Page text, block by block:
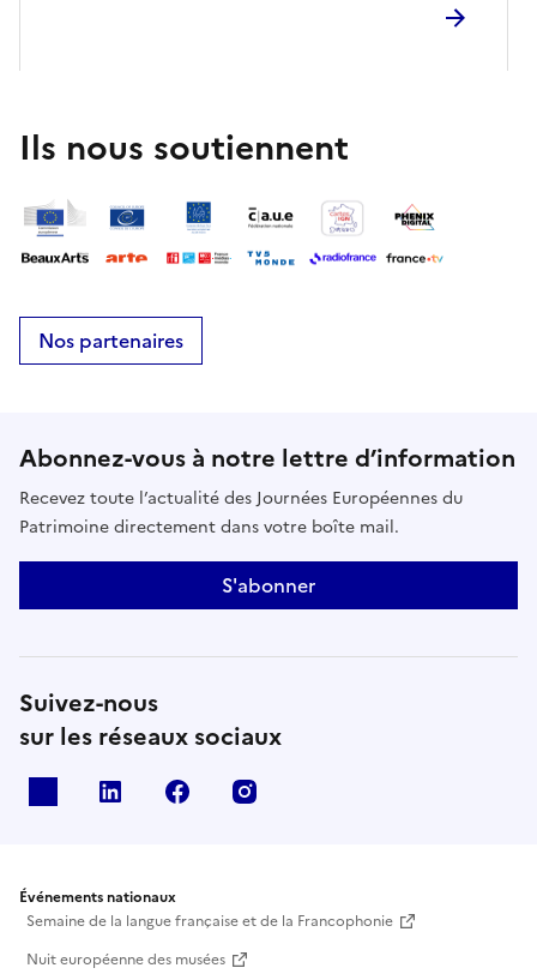
Ils nous soutiennent
Nos partenaires
Abonnez-vous à notre lettre d’information
Recevez toute l’actualité des Journées Européennes du
Patrimoine directement dans votre boîte mail.
S'abonner
Suivez-nous
sur les réseaux sociaux
Linkedin Facebook
Événements nationaux
Semaine de la langue française et de la Francophonie
Nuit européenne des musées